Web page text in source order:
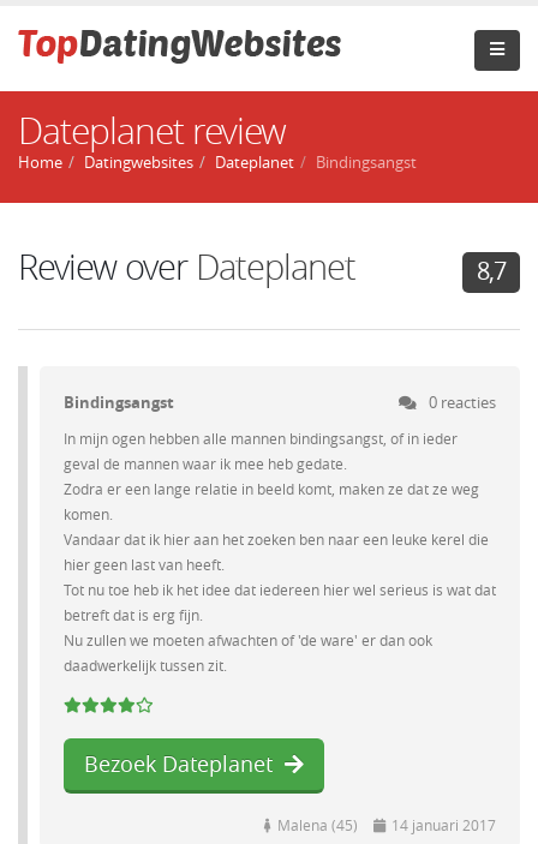
Dateplanet review
Home Datingwebsites Dateplanet Bindingsangst
Review over Dateplanet 8,7
Bindingsangst 0 reacties
In mijn ogen hebben alle mannen bindingsangst, of in ieder
geval de mannen waar ik mee heb gedate.
Zodra er een lange relatie in beeld komt, maken ze dat ze weg
komen.
Vandaar dat ik hier aan het zoeken ben naar een leuke kerel die
hier geen last van heeft.
Tot nu toe heb ik het idee dat iedereen hier wel serieus is wat dat
betreft dat is erg fijn.
Nu zullen we moeten afwachten of 'de ware' er dan ook
daadwerkelijk tussen zit.
Bezoek Dateplanet
Malena (45) 14 januari 2017